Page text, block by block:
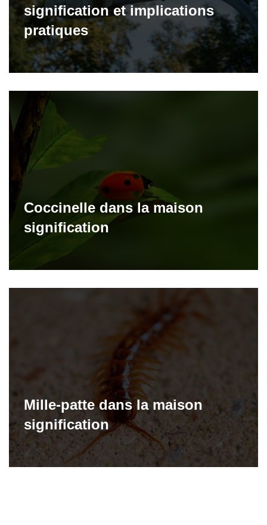
signification et implications
pratiques
Coccinelle dans la maison
signification
Mille-patte dans la maison
signification